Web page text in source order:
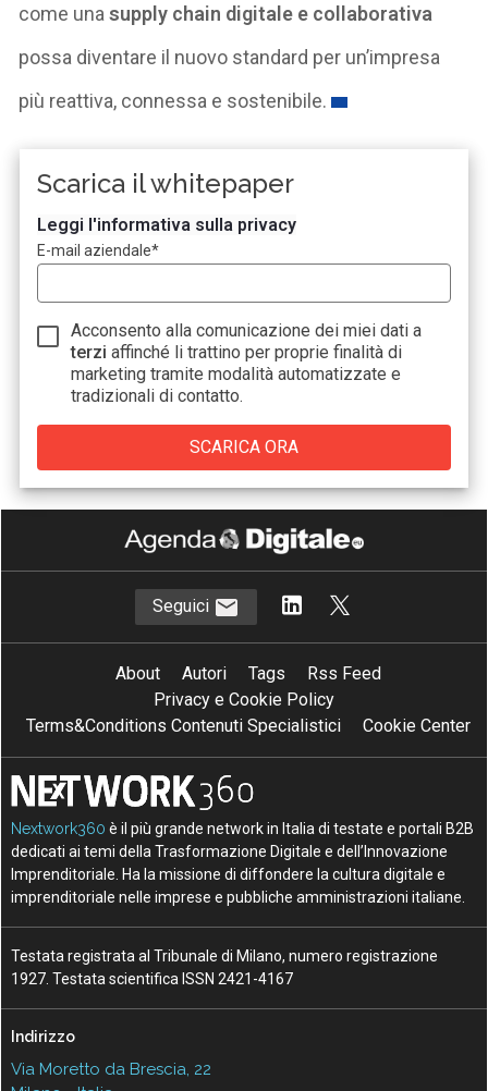
come unasupply chain digitale e collaborativa
possa diventare il nuovo standard per un’impresa
più reattiva, connessa e sostenibile.
Scarica il whitepaper
Leggi l'informativa sulla privacy
E-mail aziendale*
Acconsento alla comunicazione dei miei dati a
terzi affinché li trattino per proprie finalità di
marketing tramite modalità automatizzate e
tradizionali di contatto.
Seguici
About Autori Tags
Rss Feed
Privacy e Cookie Policy
Terms&Conditions Contenuti Specialistici
Cookie Center
Nextwork360 è il più grande network in Italia di testate e portali B2B
dedicati ai temi della Trasformazione Digitale e dell’Innovazione
Imprenditoriale. Ha la missione di diffondere la cultura digitale e
imprenditoriale nelle imprese e pubbliche amministrazioni italiane.
Testata registrata al Tribunale di Milano, numero registrazione
1927. Testata scientifica ISSN 2421-4167
Indirizzo
Via Moretto da Brescia, 22